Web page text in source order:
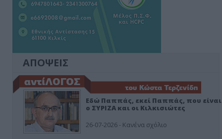
ΑΠΟΨΕΙΣ
Εδώ Παππάς, εκεί Παππάς, που είναι
ο ΣΥΡΙΖΑ και οι Κιλκισιώτες
26-07-2026 - Κανένα σχόλιο